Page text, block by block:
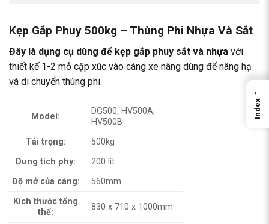
Kẹp Gắp Phuy 500kg – Thùng Phi Nhựa Và Sắt
Đây là dụng cụ dùng để kẹp gắp phuy sắt và nhựa với
thiết kế 1-2 mỏ cặp xúc vào càng xe nâng dùng để nâng hạ
và di chuyển thùng phi.
Model:
DG500, HV500A,
HV500B
Tải trọng:
500kg
Dung tích phy:
200 lít
Độ mở của càng:
560mm
Kích thước tổng
thể:
830 x 710 x 1000mm
←
Index